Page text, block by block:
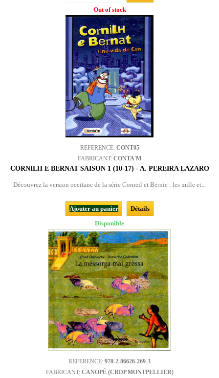
Out of stock
REFERENCE: CONT05
FABRICANT: CONTA'M
CORNILH E BERNAT SAISON 1 (10-17) - A. PEREIRA LAZARO
Découvrez la version occitane de la série Corneil et Bernie : les mille et...
Ajouter au panier
Détails
Disponible
REFERENCE: 978-2-86626-269-3
FABRICANT: CANOPÉ (CRDP MONTPELLIER)